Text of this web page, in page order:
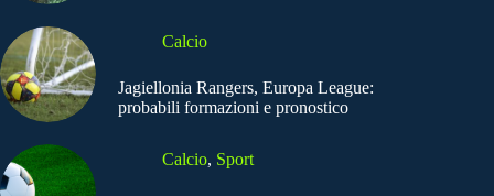
Calcio
Jagiellonia Rangers, Europa League:
probabili formazioni e pronostico
Calcio, Sport